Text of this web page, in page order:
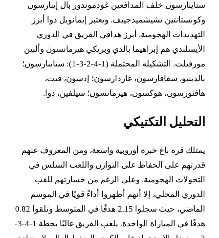
ستاينارسون خلف المدافعين غودموندور بال إينارسون
وكونستانتين تشيشميدجييف. ويعتبر إيمانويل دوا أبرز
التهديدات الهجومية. أبرز هدافي الفريق في الدوري
الأيسلندي هم إبراهيما بالدي وبريكي هيرمانسون وألبين
مورفيلت. التشكيلة المحتملة (1-4-2-3-1): ستاينارسون؛
بالدينيو، سفافارسون، غاردارسون؛ إدسون، فيت،
هافثورسون، هوكسون، هيرمانسون؛ سيلفين، دوا.
التحليل التكتيكي
يمتلك قره باغ خبرة أوروبية واسعة، ومن المعروف عنهم
قدرتهم على الحفاظ على التوازن واللعب السلس في
التحولات الهجومية. وعلى الرغم من خسارتهم للقب
الدوري المحلي، إلا أنهم أظهروا أداءً قويًا في الموسم
الماضي، حيث سجلوا 2.15 هدفًا في المتوسط وتلقوا 0.82
هدفًا في المباراة الواحدة. يلعب الفريق غالبًا بخطة 1-4-3-